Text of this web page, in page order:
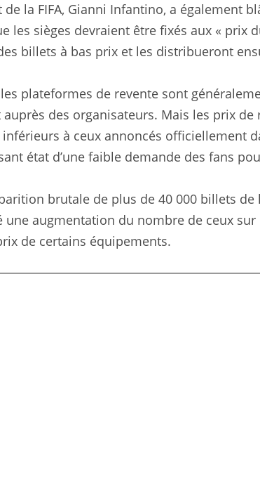
de la FIFA, Gianni Infantino, a également
les sièges devraient être fixés aux « prix
billets à bas prix et les distribueront
plateformes de revente sont
des organisateurs. Mais les prix de
inférieurs à ceux annoncés officiellement
état d’une faible demande des fans
brutale de plus de 40 000 billets
une augmentation du nombre de ceux sur
de certains équipements.